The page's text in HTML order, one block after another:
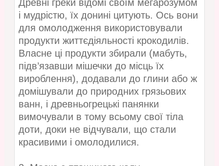
Древні греки відомі своїм мегарозумом
і мудрістю, їх донині цитують. Ось вони
для омолодження використовували
продукти життєдіяльності крокодилів.
Власне ці продукти збирали (мабуть,
підв’язавши мішечки до місць їх
вироблення), додавали до глини або ж
домішували до природних грязьових
ванн, і древньогрецькі панянки
вимочували в тому всьому свої тіла
доти, доки не відчували, що стали
красивими і омолодилися.